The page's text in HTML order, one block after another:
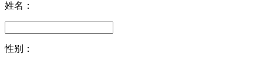
姓名：
性别：